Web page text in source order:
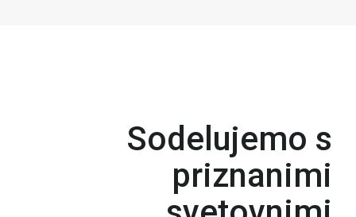
Sodelujemo s
priznanimi